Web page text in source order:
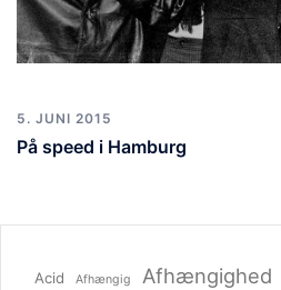
5. JUNI 2015
På speed i Hamburg
Acid Afhængig Afhængighed